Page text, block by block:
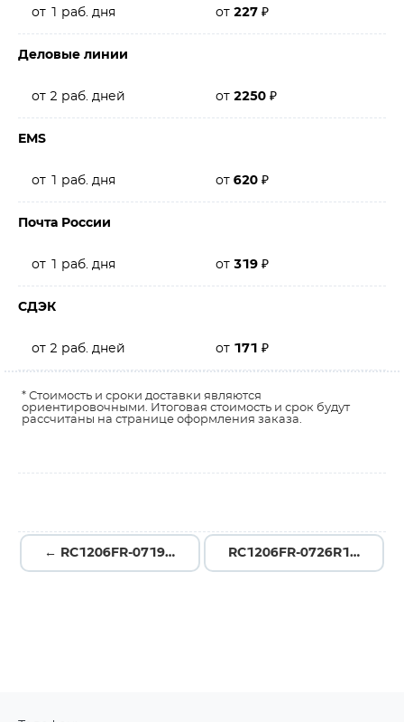
от 1 раб. дня от 227 ₽
Деловые линии
от 2 раб. дней от 2250 ₽
EMS
от 1 раб. дня от 620 ₽
Почта России
от 1 раб. дня от 319 ₽
СДЭК
от 2 раб. дней от 171 ₽
* Стоимость и сроки доставки являются
ориентировочными. Итоговая стоимость и срок будут
рассчитаны на странице оформления заказа.
← RC1206FR-07196RL RC1206FR-0726R1L →